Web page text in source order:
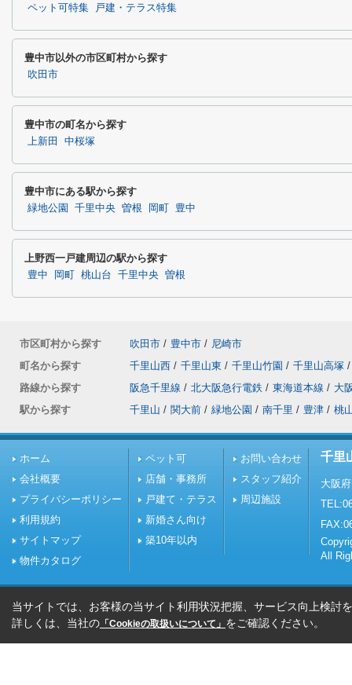
ペット可特集 戸建・テラス特集
豊中市以外の市区町村から探す
吹田市
豊中市の町名から探す
上新田 中桜塚
豊中市にある駅から探す
緑地公園 千里中央 曽根 岡町 豊中
上野西一戸建周辺の駅から探す
豊中 岡町 桃山台 千里中央 曽根
市区町村から探す 吹田市 / 豊中市 / 尼崎市
町名から探す
千里山西 / 千里山東 / 千里山竹園 / 千里山高塚 /
路線から探す
阪急千里線 / 北大阪急行電鉄 / 東海道本線 / 大
駅から探す
千里山 / 関大前 / 緑地公園 / 南千里 / 豊津 / 桃
ホーム
会社概要
プライバシーポリシー
利用規約
サイトマップ
物件カタログ
ペット可
店舗・事務所
戸建て・テラス
新婚さん向け
築10年以内
お問い合わせ
スタッフ紹介
周辺施設
千里
大阪
All
当サイトでは、お客様の当サイト利用状況把握、サービス向上検討
詳しくは、当社の 「Cookieの取扱いについて」 をご確認ください。